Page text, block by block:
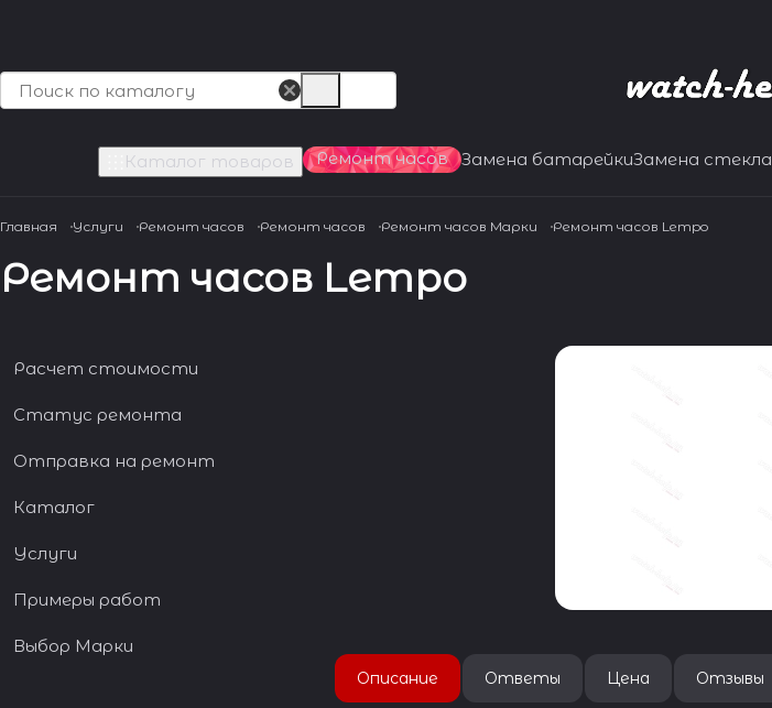
Каталог товаров Ремонт часов Замена батарейкиЗамена стекла
Главная Услуги Ремонт часов Ремонт часов Ремонт часов Марки Ремонт часов Lempo
Ремонт часов Lempo
Описание Ответы Цена Отзывы
Расчет стоимости
Статус ремонта
Отправка на ремонт
Каталог
Услуги
Примеры работ
Выбор Марки